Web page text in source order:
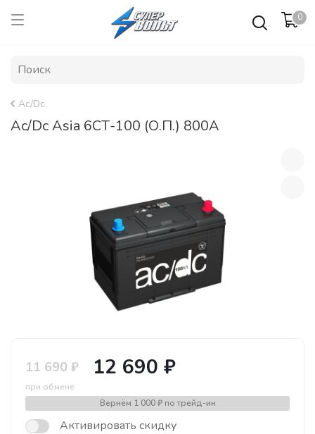
0
Ac/Dc
Ac/Dc Asia 6СТ-100 (О.П.) 800А
11 690 ₽ 12 690 ₽
при обмене
Вернём 1 000 ₽ по трейд-ин
Активировать скидку